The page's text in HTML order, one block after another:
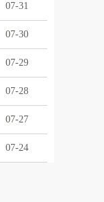
07-31
07-30
07-29
07-28
07-27
07-24